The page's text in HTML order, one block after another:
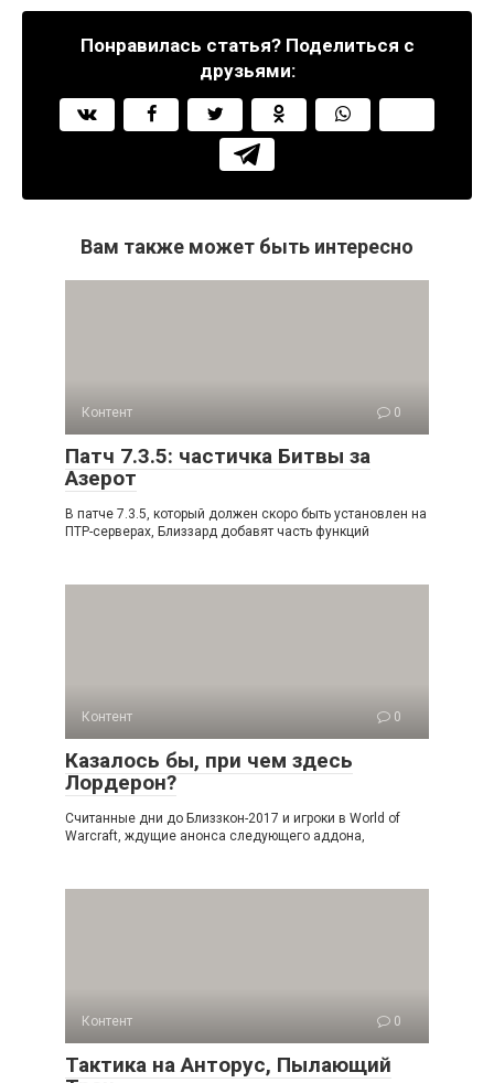
Понравилась статья? Поделиться с
друзьями:
Вам также может быть интересно
Контент 0
Патч 7.3.5: частичка Битвы за
Азерот
В патче 7.3.5, который должен скоро быть установлен на
ПТР-серверах, Близзард добавят часть функций
Контент 0
Казалось бы, при чем здесь
Лордерон?
Считанные дни до Близзкон-2017 и игроки в World of
Warcraft, ждущие анонса следующего аддона,
Контент 0
Тактика на Анторус, Пылающий